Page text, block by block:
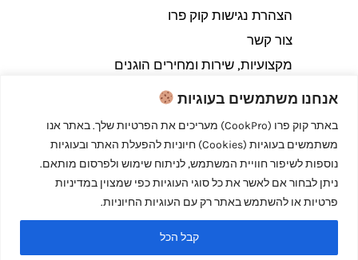
אנחנו משתמשים בעוגיות
באתר קוק פרו (CookPro) מעריכים את הפרטיות שלך. באתר אנו
משתמשים בעוגיות (Cookies) חיוניות להפעלת האתר ובעוגיות
נוספות לשיפור חוויית המשתמש, לניתוח שימוש ולפרסום מותאם.
ניתן לבחור אם לאשר את כל סוגי העוגיות כפי שמצוין במדיניות
פרטיות או להשתמש באתר רק עם העוגיות החיוניות.
קבל הכל
הצהרת נגישות קוק פרו
צור קשר
מקצועיות, שירות ומחירים הוגנים
Copyright © 2026 קוק פרו - לבשל כמו מקצוענים